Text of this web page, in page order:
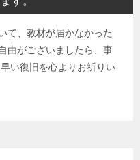
て、教材が届かなかった
由がございましたら、事
い復旧を心よりお祈りい